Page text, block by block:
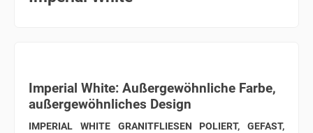
Imperial White: Außergewöhnliche Farbe,
außergewöhnliches Design
IMPERIAL WHITE GRANITFLIESEN POLIERT, GEFAST,